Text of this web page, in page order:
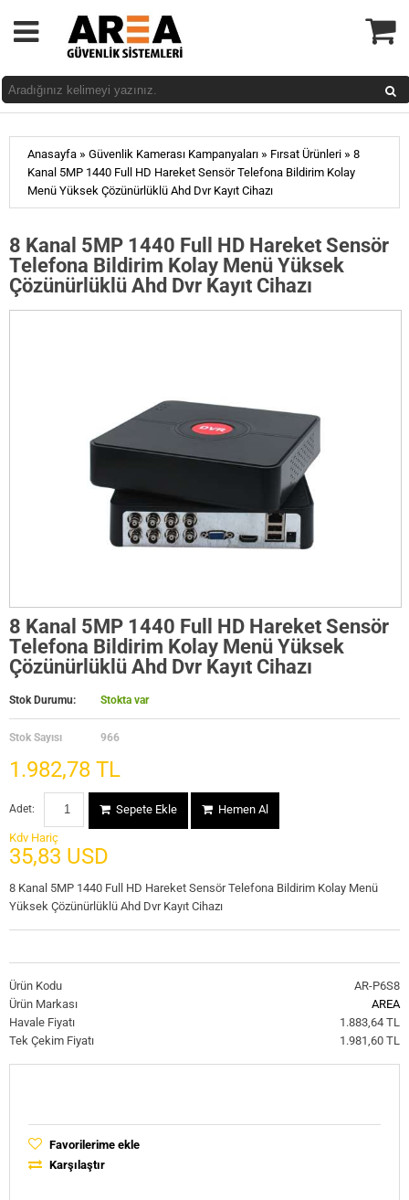
Anasayfa » Güvenlik Kamerası Kampanyaları » Fırsat Ürünleri » 8
Kanal 5MP 1440 Full HD Hareket Sensör Telefona Bildirim Kolay
Menü Yüksek Çözünürlüklü Ahd Dvr Kayıt Cihazı
8 Kanal 5MP 1440 Full HD Hareket Sensör
Telefona Bildirim Kolay Menü Yüksek
Çözünürlüklü Ahd Dvr Kayıt Cihazı
8 Kanal 5MP 1440 Full HD Hareket Sensör
Telefona Bildirim Kolay Menü Yüksek
Çözünürlüklü Ahd Dvr Kayıt Cihazı
Stok Durumu: Stokta var
Stok Sayısı 966
1.982,78 TL
Adet: Sepete Ekle Hemen Al
Kdv Hariç
35,83 USD
8 Kanal 5MP 1440 Full HD Hareket Sensör Telefona Bildirim Kolay Menü
Yüksek Çözünürlüklü Ahd Dvr Kayıt Cihazı
Ürün Kodu
AR-P6S8
Ürün Markası
AREA
Havale Fiyatı
1.883,64 TL
Tek Çekim Fiyatı
1.981,60 TL
Favorilerime ekle
Karşılaştır